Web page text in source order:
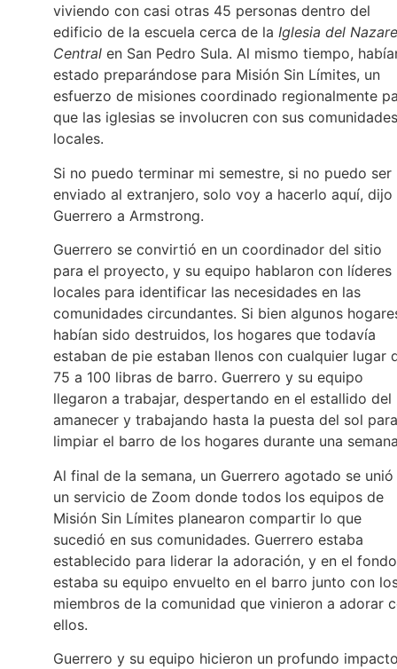
viviendo con casi otras 45 personas dentro del
edificio de la escuela cerca de la Iglesia del
Central en San Pedro Sula. Al mismo tiempo,
estado preparándose para Misión Sin Límites, un
esfuerzo de misiones coordinado regionalmente
que las iglesias se involucren con sus comunidades
locales.
Si no puedo terminar mi semestre, si no puedo ser
enviado al extranjero, solo voy a hacerlo aquí, dijo
Guerrero a Armstrong.
Guerrero se convirtió en un coordinador del sitio
para el proyecto, y su equipo hablaron con líderes
locales para identificar las necesidades en las
comunidades circundantes. Si bien algunos
habían sido destruidos, los hogares que todavía
estaban de pie estaban llenos con cualquier lugar
75 a 100 libras de barro. Guerrero y su equipo
llegaron a trabajar, despertando en el estallido del
amanecer y trabajando hasta la puesta del sol para
limpiar el barro de los hogares durante una
Al final de la semana, un Guerrero agotado se unió
un servicio de Zoom donde todos los equipos de
Misión Sin Límites planearon compartir lo que
sucedió en sus comunidades. Guerrero estaba
establecido para liderar la adoración, y en el fondo
estaba su equipo envuelto en el barro junto con
miembros de la comunidad que vinieron a adorar
ellos.
Guerrero y su equipo hicieron un profundo